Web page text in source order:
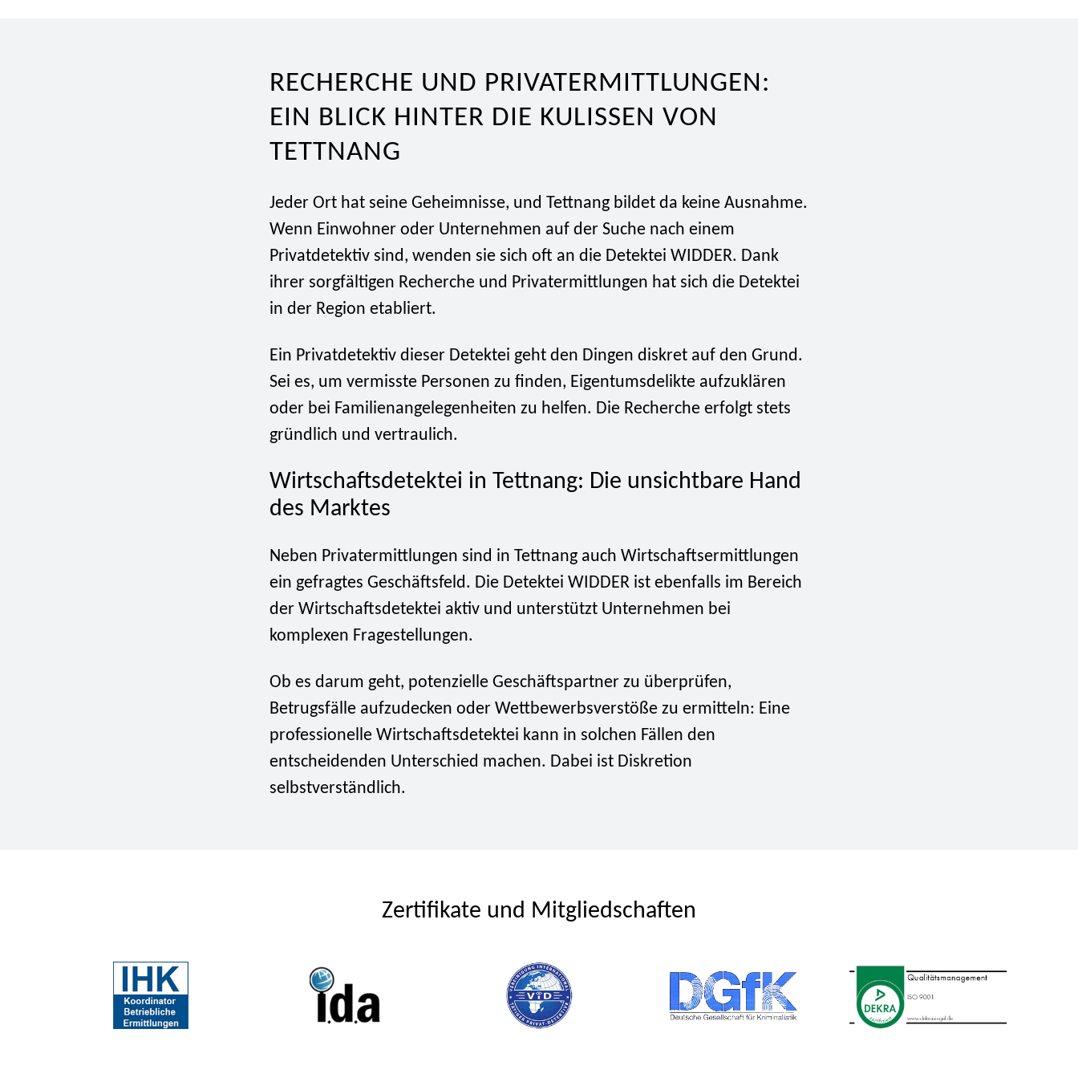
RECHERCHE UND PRIVATERMITTLUNGEN:
EIN BLICK HINTER DIE KULISSEN VON
TETTNANG
Jeder Ort hat seine Geheimnisse, und Tettnang bildet da keine Ausnahme.
Wenn Einwohner oder Unternehmen auf der Suche nach einem
Privatdetektiv sind, wenden sie sich oft an die Detektei WIDDER. Dank
ihrer sorgfältigen Recherche und Privatermittlungen hat sich die Detektei
in der Region etabliert.
Ein Privatdetektiv dieser Detektei geht den Dingen diskret auf den Grund.
Sei es, um vermisste Personen zu finden, Eigentumsdelikte aufzuklären
oder bei Familienangelegenheiten zu helfen. Die Recherche erfolgt stets
gründlich und vertraulich.
Wirtschaftsdetektei in Tettnang: Die unsichtbare Hand
des Marktes
Neben Privatermittlungen sind in Tettnang auch Wirtschaftsermittlungen
ein gefragtes Geschäftsfeld. Die Detektei WIDDER ist ebenfalls im Bereich
der Wirtschaftsdetektei aktiv und unterstützt Unternehmen bei
komplexen Fragestellungen.
Ob es darum geht, potenzielle Geschäftspartner zu überprüfen,
Betrugsfälle aufzudecken oder Wettbewerbsverstöße zu ermitteln: Eine
professionelle Wirtschaftsdetektei kann in solchen Fällen den
entscheidenden Unterschied machen. Dabei ist Diskretion
selbstverständlich.
Zertifikate und Mitgliedschaften